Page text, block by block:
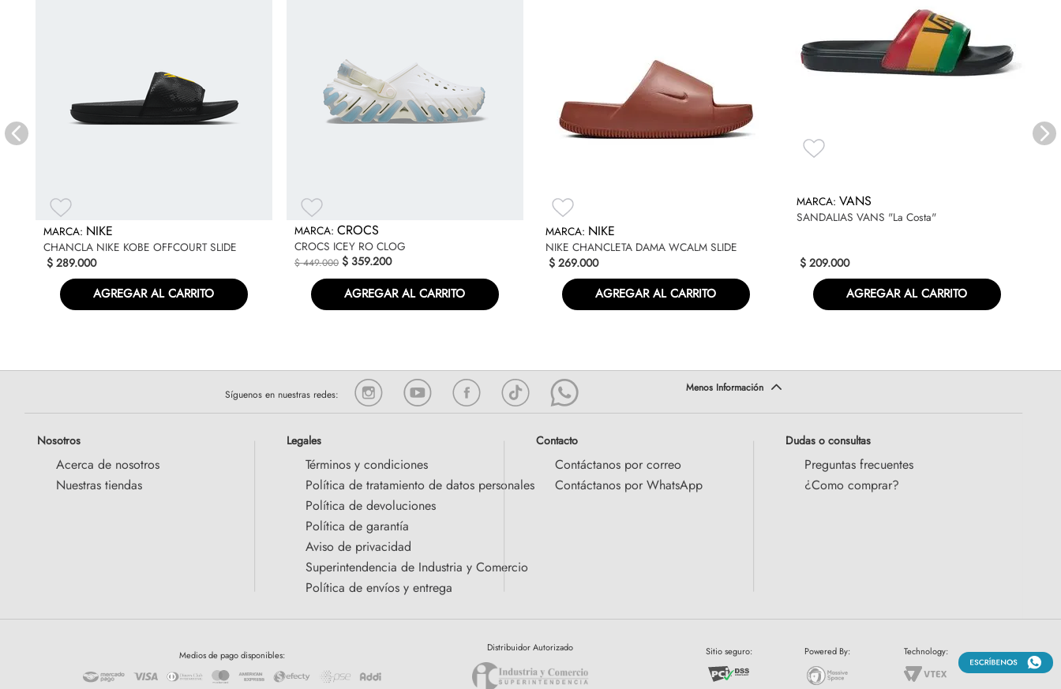
NIKE
CHANCLA NIKE KOBE OFFCOURT SLIDE
$ 289.000
AGREGAR AL CARRITO
CROCS
CROCS ICEY RO CLOG
$ 449.000 $ 359.200
AGREGAR AL CARRITO
NIKE
NIKE CHANCLETA DAMA WCALM SLIDE
$ 269.000
AGREGAR AL CARRITO
VANS
SANDALIAS VANS "La Costa"
$ 209.000
AGREGAR AL CARRITO
Síguenos en nuestras redes:
Nosotros
Acerca de nosotros
Nuestras tiendas
Legales
Términos y condiciones
Política de tratamiento de datos personales
Política de devoluciones
Política de garantía
Aviso de privacidad
Superintendencia de Industria y Comercio
Política de envíos y entrega
Contacto
Contáctanos por correo
Contáctanos por WhatsApp
Dudas o consultas
Preguntas frecuentes
¿Como comprar?
Medios de pago disponibles:
Distribuidor Autorizado Sitio seguro: Powered By: Technology: